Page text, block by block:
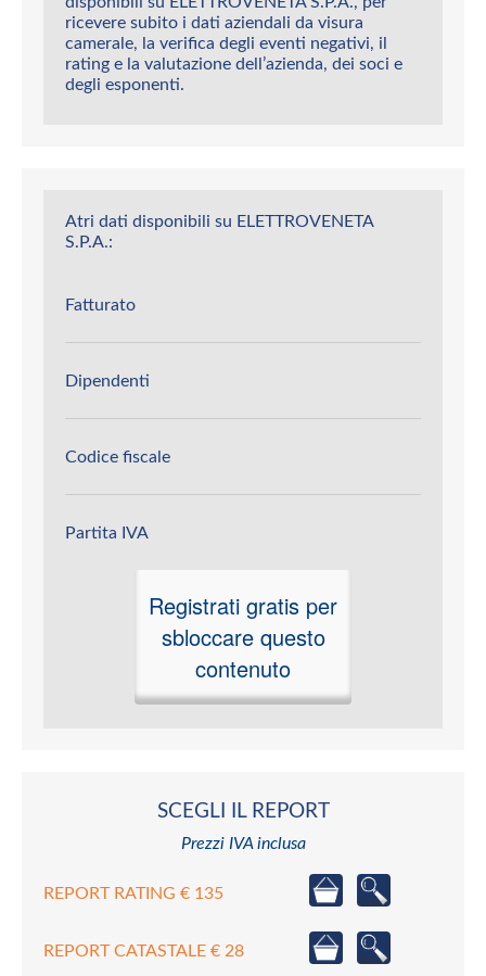
ricevere subito i dati aziendali da visura
camerale, la verifica degli eventi negativi, il
rating e la valutazione dell’azienda, dei soci e
degli esponenti.
Atri dati disponibili su ELETTROVENETA
S.P.A.:
Fatturato
Dipendenti
Codice fiscale
Partita IVA
Registrati gratis per
sbloccare questo
contenuto
SCEGLI IL REPORT
Prezzi IVA inclusa
REPORT RATING € 135
REPORT CATASTALE € 28